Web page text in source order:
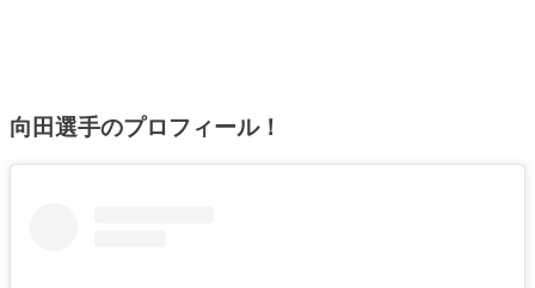
向田選手のプロフィール！